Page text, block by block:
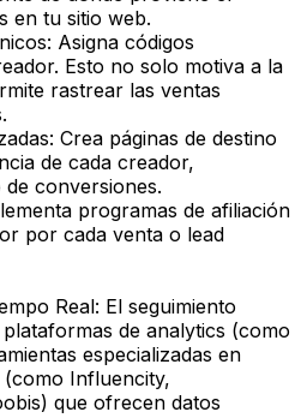
en tu sitio web.
Asigna códigos
Esto no solo motiva a la
rastrear las ventas
Crea páginas de destino
de cada creador,
conversiones.
programas de afiliación
por cada venta o lead
Real: El seguimiento
de analytics (como
especializadas en
Influencity,
que ofrecen datos